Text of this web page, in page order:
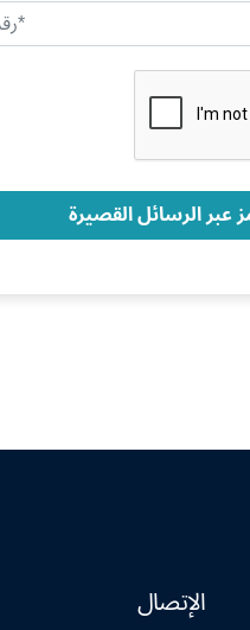
عبر الرسائل القصيرة
الإتصال